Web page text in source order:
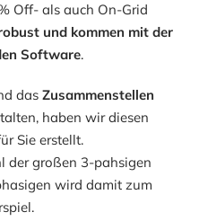
Off- als auch On-Grid
und kommen mit der
Software.
das Zusammenstellen
haben wir diesen
Sie erstellt.
der großen 3-pahsigen
wird damit zum